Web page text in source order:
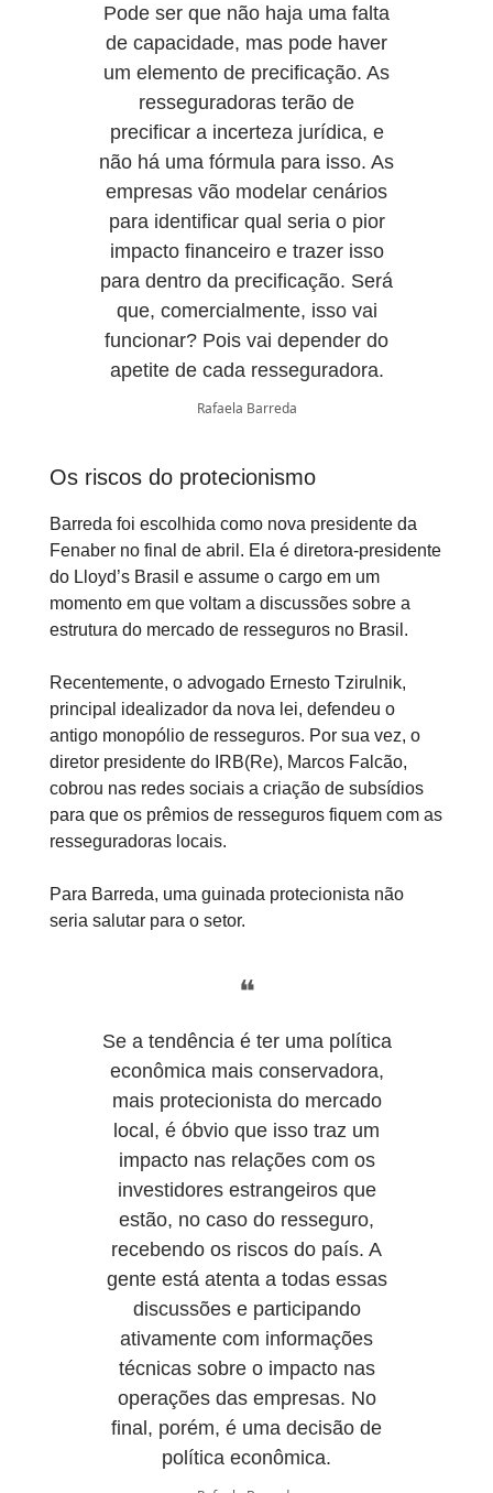
Pode ser que não haja uma falta
de capacidade, mas pode haver
um elemento de precificação. As
resseguradoras terão de
precificar a incerteza jurídica, e
não há uma fórmula para isso. As
empresas vão modelar cenários
para identificar qual seria o pior
impacto financeiro e trazer isso
para dentro da precificação. Será
que, comercialmente, isso vai
funcionar? Pois vai depender do
apetite de cada resseguradora.
Rafaela Barreda
Os riscos do protecionismo
Barreda foi escolhida como nova presidente da
Fenaber no final de abril. Ela é diretora-presidente
do Lloyd’s Brasil e assume o cargo em um
momento em que voltam a discussões sobre a
estrutura do mercado de resseguros no Brasil.
Recentemente, o advogado Ernesto Tzirulnik,
principal idealizador da nova lei, defendeu o
antigo monopólio de resseguros. Por sua vez, o
diretor presidente do IRB(Re), Marcos Falcão,
cobrou nas redes sociais a criação de subsídios
para que os prêmios de resseguros fiquem com as
resseguradoras locais.
Para Barreda, uma guinada protecionista não
seria salutar para o setor.
❝
Se a tendência é ter uma política
econômica mais conservadora,
mais protecionista do mercado
local, é óbvio que isso traz um
impacto nas relações com os
investidores estrangeiros que
estão, no caso do resseguro,
recebendo os riscos do país. A
gente está atenta a todas essas
discussões e participando
ativamente com informações
técnicas sobre o impacto nas
operações das empresas. No
final, porém, é uma decisão de
política econômica.